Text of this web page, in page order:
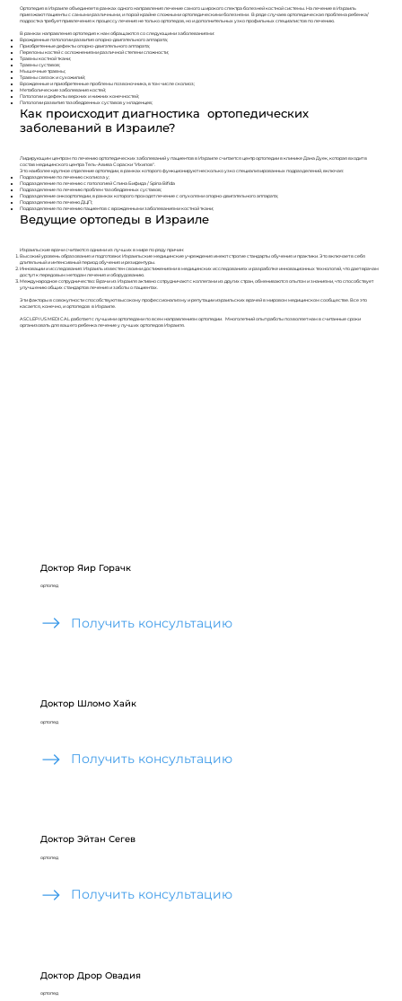
Ортопедия в Израиле объединяет в рамках одного направления лечение самого широкого спектра болезней костной системы. На лечение в Израиль
приезжают пациенты с самыми различными, и порой крайне сложными ортопедическими болезнями. В ряде случаев ортопедическая проблема ребенка/
подростка требует привлечения к процессу лечения не только ортопедов, но и дополнительных узко профильных специалистов по лечению.
В рамках направления ортопедия к нам обращаются со следующими заболеваниями:
Врожденные патологии развития опорно-двигательного аппарата;
Приобретенные дефекты опорно-двигательного аппарата;
Переломы костей с осложнениями различной степени сложности;
Травмы костной ткани;
Травмы суставов;
Мышечные травмы;
Травмы связок и сухожилий;
Врожденные и приобретенные проблемы позвоночника, в том числе сколиоз;
Метаболические заболевания костей;
Патологии и дефекты верхних и нижних конечностей;
Патологии развития тазобедренных суставов у младенцев;
Как происходит диагностика ортопедических
заболеваний в Израиле?
Лидирующим центром по лечению ортопедических заболеваний у пациентов в Израиле считается центр ортопедии в клинике Дана Дуек, которая входит в
состав медицинского центра Тель-Авива Сораски "Ихилов".
Это наиболее крупное отделение ортопедии, в рамках которого функционируют несколько узко специализированных подразделений, включая:
Подразделение по лечению сколиоза у;
Подразделение по лечению с патологией Спина Бифида / Spina Bifida
Подразделение по лечению проблем тазобедренных суставов;
Подразделение онкоортопедии, в рамках которого проходят лечение с опухолями опорно-двигательного аппарата;
Подразделение по леченю ДЦП;
Подразделение по лечению пациентов с врожденными заболеваниями костной ткани;
Ведущие ортопеды в Израиле
​Израильские врачи считаются одними из лучших в мире по ряду причин:
Высокий уровень образования и подготовки: Израильские медицинские учреждения имеют строгие стандарты обучения и практики. Это включает в себя
длительный и интенсивный период обучения и резидентуры.
Инновации и исследования: Израиль известен своими достижениями в медицинских исследованиях и разработке инновационных технологий, что дает врачам
доступ к передовым методам лечения и оборудованию.
Международное сотрудничество: Врачи из Израиля активно сотрудничают с коллегами из других стран, обмениваются опытом и знаниями, что способствует
улучшению общих стандартов лечения и заботы о пациентах.
Эти факторы в совокупности способствуют высокому профессионализму и репутации израильских врачей в мировом медицинском сообществе. Все это
касается, конечно, и ортопедов в Израиле.
ASCLEPIUS MEDICAL работает с лучшими ортопедами по всем направлениям ортопедии. Многолетний опыт работы позволяет нам в считанные сроки
организовать для вашего ребенка лечение у лучших ортопедов Израиля.
Доктор Яир Горачк
ортопед
Получить консультацию
Доктор Шломо Хайк
ортопед
Получить консультацию
Доктор Эйтан Сегев
ортопед
Получить консультацию
Доктор Дрор Овадия
ортопед